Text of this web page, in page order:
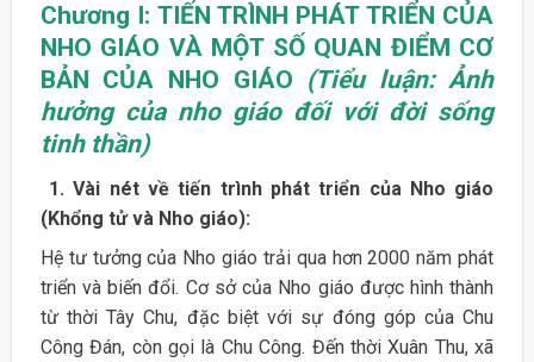
Chương I: TIẾN TRÌNH PHÁT TRIỂN CỦA
NHO GIÁO VÀ MỘT SỐ QUAN ĐIỂM CƠ
BẢN CỦA NHO GIÁO (Tiểu luận: Ảnh
hưởng của nho giáo đối với đời sống
tinh thần)
1.Vài nét về tiến trình phát triển của Nho giáo
(Khổng tử và Nho giáo):
Hệ tư tưởng của Nho giáo trải qua hơn 2000 năm phát
triển và biến đổi. Cơ sở của Nho giáo được hình thành
từ thời Tây Chu, đặc biệt với sự đóng góp của Chu
Công Đán, còn gọi là Chu Công. Đến thời Xuân Thu, xã